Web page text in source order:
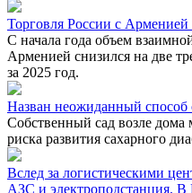
Торговля России с
С начала года объем
Арменией снизился на две
за 2025 год.
Назван неожиданный способ
Собственный сад возле
риска развития сахарного
Вслед за логистическими
АЗС и электроподстанция. В